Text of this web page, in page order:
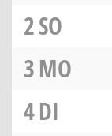
2SO
3MO
4DI